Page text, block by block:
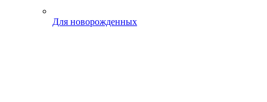
Для новорожденных